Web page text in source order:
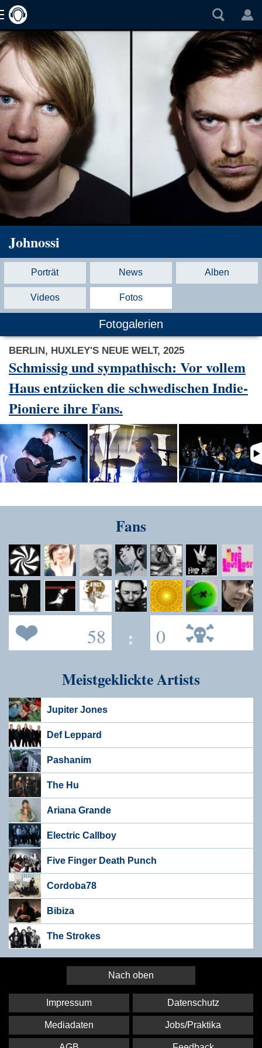
Johnossi
Porträt News Alben
Videos Fotos
Fotogalerien
BERLIN, HUXLEY'S NEUE WELT, 2025
Schmissig und sympathisch: Vor vollem
Haus entzücken die schwedischen Indie-
Pioniere ihre Fans.
Fans
58 : 0
Meistgeklickte Artists
Jupiter Jones
Def Leppard
Pashanim
The Hu
Ariana Grande
Electric Callboy
Five Finger Death Punch
Cordoba78
Bibiza
The Strokes
Nach oben
Impressum Datenschutz
Mediadaten Jobs/Praktika